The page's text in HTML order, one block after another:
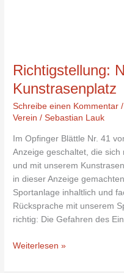
Richtigstellung:
Kunstrasenplatz
Schreibe einen Kommentar /
Verein /Sebastian Lauk
Im Opfinger Blättle Nr. 41
Anzeige geschaltet, die
und mit unserem
in dieser Anzeige
Sportanlage inhaltlich und
Rücksprache mit unserem
richtig: Die Gefahren des
Weiterlesen »